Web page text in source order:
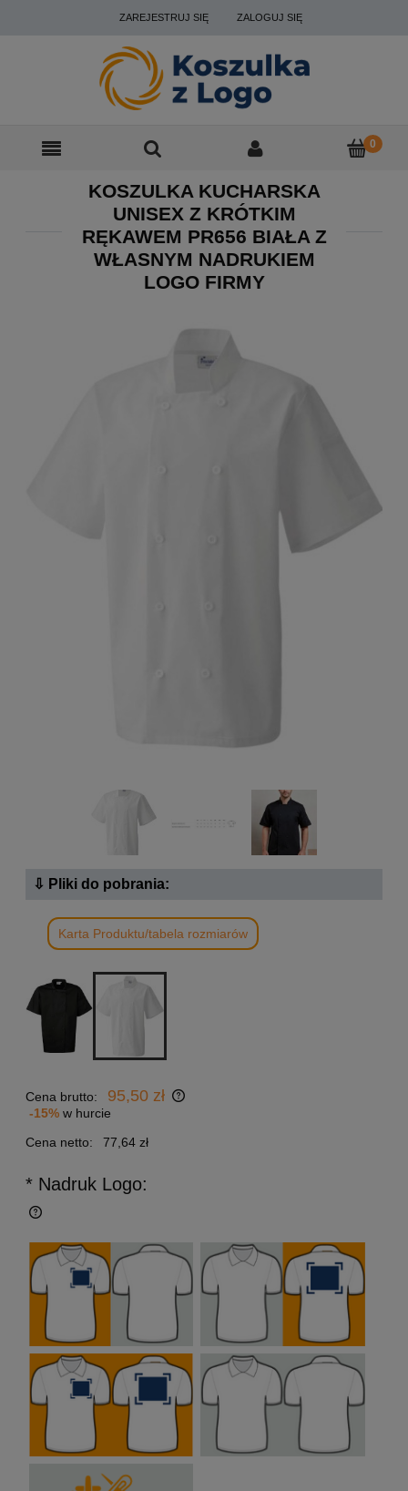
ZAREJESTRUJ SIĘ ZALOGUJ SIĘ
KOSZULKA KUCHARSKA
UNISEX Z KRÓTKIM
RĘKAWEM PR656 BIAŁA Z
WŁASNYM NADRUKIEM
LOGO FIRMY
⇩ Pliki do pobrania:
Karta Produktu/tabela rozmiarów
Cena brutto: 95,50 zł
-15% w hurcie
Cena netto:
77,64 zł
* Nadruk Logo: